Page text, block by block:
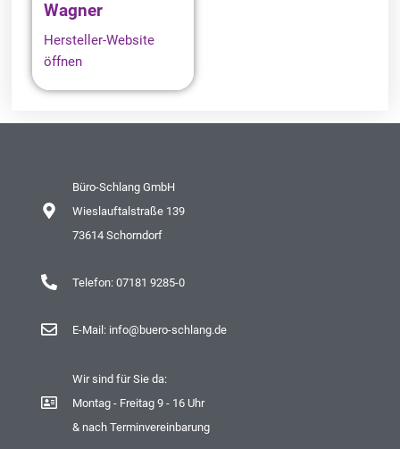
Wagner
Hersteller-Website
öffnen
Büro-Schlang GmbH
Wieslauftalstraße 139
73614 Schorndorf
Telefon: 07181 9285-0
E-Mail: info@buero-schlang.de
Wir sind für Sie da:
Montag - Freitag 9 - 16 Uhr
& nach Terminvereinbarung